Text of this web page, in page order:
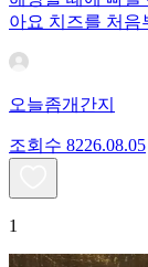
아요 치즈를 처
오늘좀개간지
조회수 8226.08.05
1